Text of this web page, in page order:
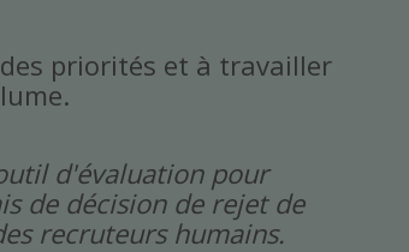
priorités et à travailler
d'évaluation pour
de décision de rejet de
recruteurs humains.